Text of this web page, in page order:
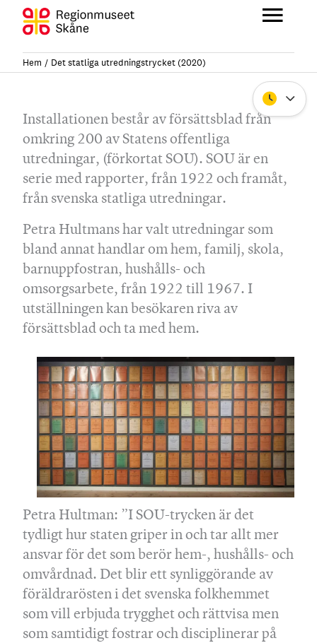
Hoppa
innehåll
Stäng
Hem Det statliga utredningstrycket (2020)
Installationen består av försättsblad från
omkring 200 av Statens offentliga
utredningar, (förkortat SOU). SOU är en
serie med rapporter, från 1922 och framåt,
från svenska statliga utredningar.
Petra Hultmans har valt utredningar som
bland annat handlar om hem, familj, skola,
barnuppfostran, hushålls- och
omsorgsarbete, från 1922 till 1967. I
utställningen kan besökaren riva av
försättsblad och ta med hem.
Petra Hultman: ”I SOU-trycken är det
tydligt hur staten griper in och tar allt mer
ansvar för det som berör hem-, hushålls- och
omvårdnad. Det blir ett synliggörande av
föräldrarösten i det svenska folkhemmet
som vill erbjuda trygghet och rättvisa men
som samtidigt fostrar och disciplinerar på